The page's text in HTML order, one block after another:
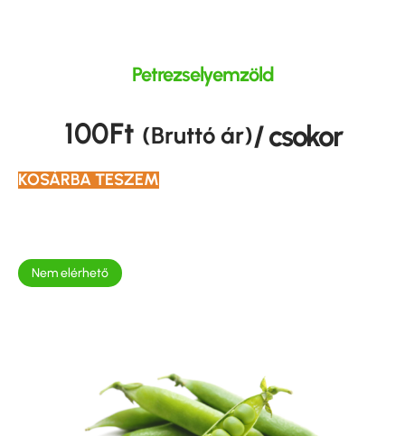
Petrezselyemzöld
100Ft (Bruttó ár)/ csokor
KOSÁRBA TESZEM
Nem elérhető